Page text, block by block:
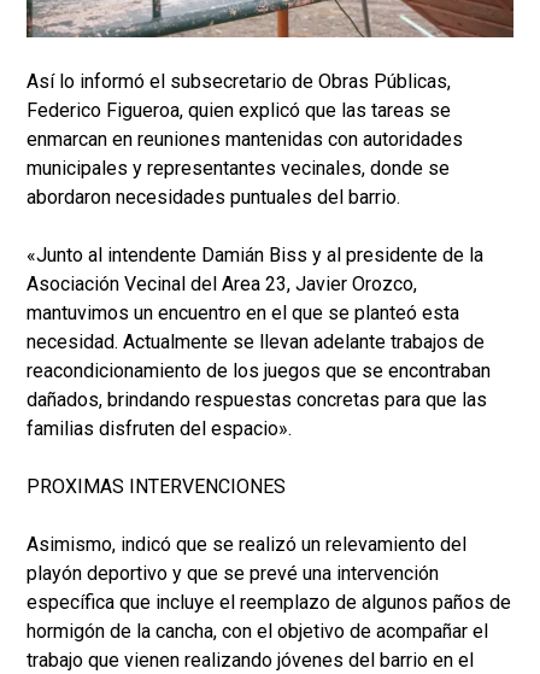
Así lo informó el subsecretario de Obras Públicas,
Federico Figueroa, quien explicó que las tareas se
enmarcan en reuniones mantenidas con autoridades
municipales y representantes vecinales, donde se
abordaron necesidades puntuales del barrio.
«Junto al intendente Damián Biss y al presidente de la
Asociación Vecinal del Area 23, Javier Orozco,
mantuvimos un encuentro en el que se planteó esta
necesidad. Actualmente se llevan adelante trabajos de
reacondicionamiento de los juegos que se encontraban
dañados, brindando respuestas concretas para que las
familias disfruten del espacio».
PROXIMAS INTERVENCIONES
Asimismo, indicó que se realizó un relevamiento del
playón deportivo y que se prevé una intervención
específica que incluye el reemplazo de algunos paños de
hormigón de la cancha, con el objetivo de acompañar el
trabajo que vienen realizando jóvenes del barrio en el